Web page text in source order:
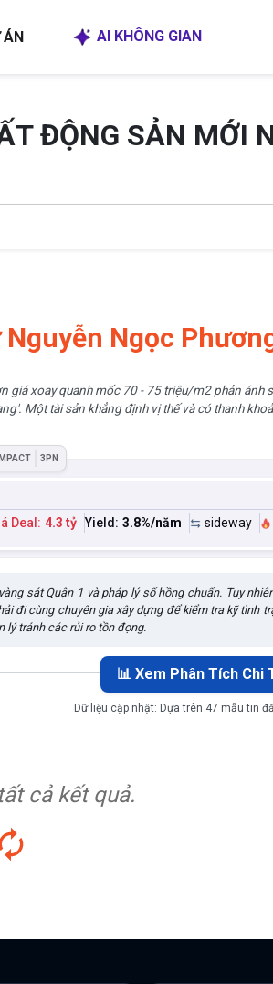
ÁN AI KHÔNG GIAN
ĐỘNG SẢN MỚI
Ngọc
giá xoay quanh mốc 70 - 75 triệu/m2 phản ánh
Một tài sản khẳng định vị thế và có thanh
3PN
Deal: 4.3 tỷ Yield: 3.8%/năm sideway
sát Quận 1 và pháp lý sổ hồng chuẩn. Tuy
đi cùng chuyên gia xây dựng để kiểm tra kỹ tình
lý tránh các rủi ro tồn đọng.
📊 Xem Phân Tích Chi
Dữ liệu cập nhật: Dựa trên 47 mẫu tin
cả kết quả.